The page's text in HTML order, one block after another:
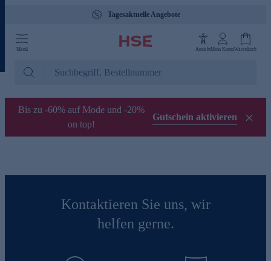
Tagesaktuelle Angebote
Menü AnsichtMein KontoWarenkorb
Bis zu -60% auf Mode und -20%
on top!
Gutschein aktivieren
Kontaktieren Sie uns, wir
helfen gerne.